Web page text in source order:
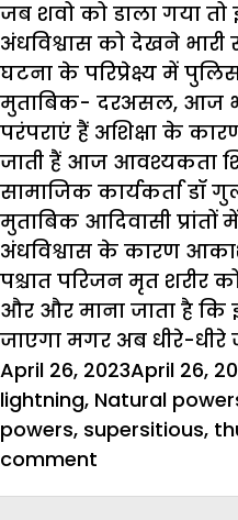
जब शवो को डाला गया
अंधविश्वास को देखने
घटना के परिप्रेक्ष्य में
मुताबिक- दरअसल, आज
परंपराएं हैं अशिक्षा के
जाती हैं आज आवश्यकता
सामाजिक कार्यकर्ता डॉ
मुताबिक आदिवासी प्रांतों
अंधविश्वास के कारण
पश्चात परिजन मृत शरीर
और और माना जाता है कि
जाएगा मगर अब धीरे-धीरे
Posted
on
April 26, 2023April 26,
lightning, Natural
powers, supersitious,
comment